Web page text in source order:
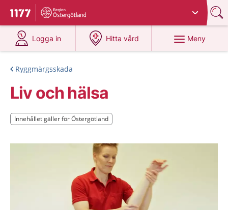
Till startsidan för 1177
Du har valt region
Logga in
på 1177.se
Hitta vård
på 1177.se
Meny
Ryggmärgsskada
Liv och hälsa
Innehållet gäller för Östergötland
Innehållet gäller för Östergötland